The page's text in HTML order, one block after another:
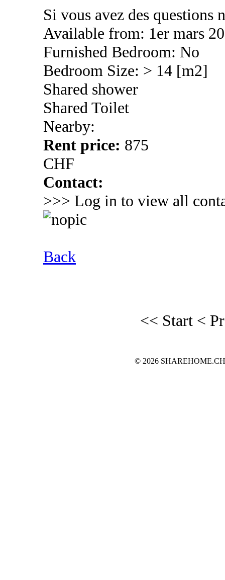
Si vous avez des questions
Available from: 1er mars
Furnished Bedroom: No
Bedroom Size: > 14 [m2]
Shared shower
Shared Toilet
Nearby:
Rent price: 875
CHF
Contact:
>>> Log in to view all
Back
<< Start <
© 2026